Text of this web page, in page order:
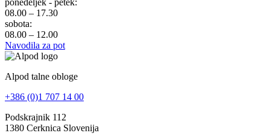
08.00 – 17.30
sobota:
08.00 – 12.00
Navodila za pot
Alpod talne obloge
+386 (0)1 707 14 00
Podskrajnik 112
1380 Cerknica Slovenija